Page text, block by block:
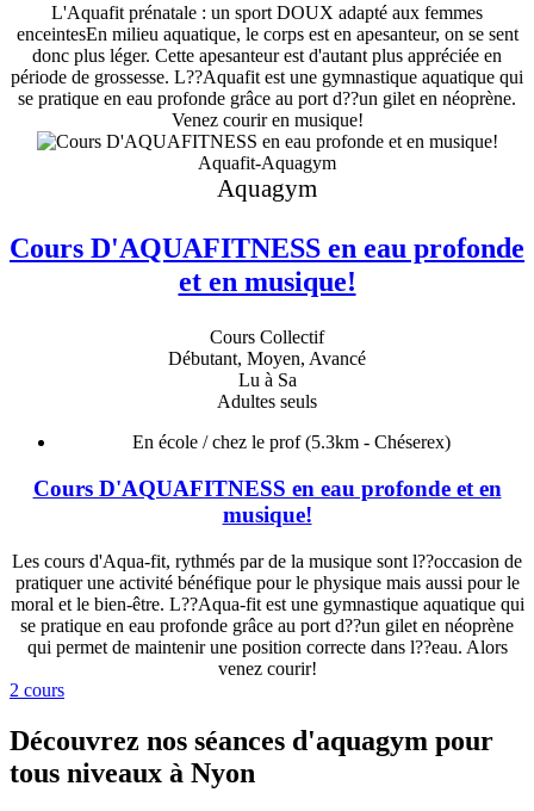
L'Aquafit prénatale : un sport DOUX adapté aux femmes
enceintesEn milieu aquatique, le corps est en apesanteur, on se sent
donc plus léger. Cette apesanteur est d'autant plus appréciée en
période de grossesse. L??Aquafit est une gymnastique aquatique qui
se pratique en eau profonde grâce au port d??un gilet en néoprène.
Venez courir en musique!
Aquafit-Aquagym
Aquagym
Cours D'AQUAFITNESS en eau profonde
et en musique!
Cours Collectif
Débutant, Moyen, Avancé
Lu à Sa
Adultes seuls
En école / chez le prof(5.3km - Chéserex)
Cours D'AQUAFITNESS en eau profonde et en
musique!
Les cours d'Aqua-fit, rythmés par de la musique sont l??occasion de
pratiquer une activité bénéfique pour le physique mais aussi pour le
moral et le bien-être. L??Aqua-fit est une gymnastique aquatique qui
se pratique en eau profonde grâce au port d??un gilet en néoprène
qui permet de maintenir une position correcte dans l??eau. Alors
venez courir!
2 cours
Découvrez nos séances d'aquagym pour
tous niveaux à Nyon